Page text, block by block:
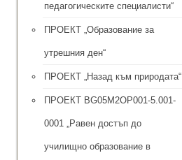
педагогическите специалисти“
ПРОЕКТ „Образование за
утрешния ден“
ПРОЕКТ „Назад към природата“
ПРОЕКТ BG05M2OP001-5.001-
0001 „Равен достъп до
училищно образование в